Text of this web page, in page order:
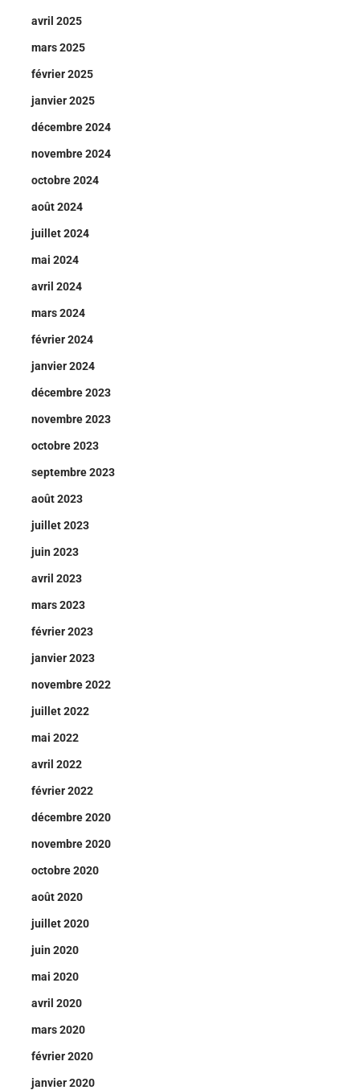
avril 2025
mars 2025
février 2025
janvier 2025
décembre 2024
novembre 2024
octobre 2024
août 2024
juillet 2024
mai 2024
avril 2024
mars 2024
février 2024
janvier 2024
décembre 2023
novembre 2023
octobre 2023
septembre 2023
août 2023
juillet 2023
juin 2023
avril 2023
mars 2023
février 2023
janvier 2023
novembre 2022
juillet 2022
mai 2022
avril 2022
février 2022
décembre 2020
novembre 2020
octobre 2020
août 2020
juillet 2020
juin 2020
mai 2020
avril 2020
mars 2020
février 2020
janvier 2020